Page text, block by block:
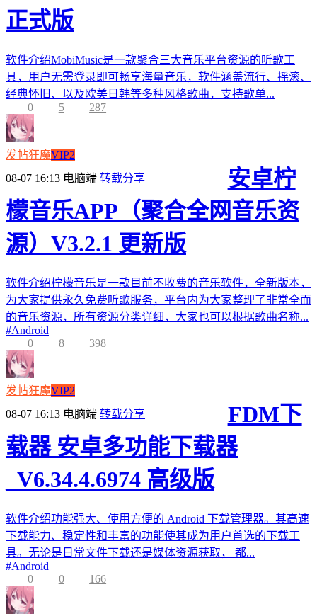
正式版
软件介绍MobiMusic是一款聚合三大音乐平台资源的听歌工
具，用户无需登录即可畅享海量音乐，软件涵盖流行、摇滚、
经典怀旧、以及欧美日韩等多种风格歌曲，支持歌单...
0
5 287
发帖狂魔VIP2
08-07 16:13 电脑端 转载分享
安卓柠
檬音乐APP（聚合全网音乐资
源）V3.2.1 更新版
软件介绍柠檬音乐是一款目前不收费的音乐软件，全新版本，
为大家提供永久免费听歌服务，平台内为大家整理了非常全面
的音乐资源，所有资源分类详细，大家也可以根据歌曲名称...
#Android
0
8 398
发帖狂魔VIP2
08-07 16:13 电脑端 转载分享
FDM下
载器 安卓多功能下载器
_V6.34.4.6974 高级版
软件介绍功能强大、使用方便的 Android 下载管理器。其高速
下载能力、稳定性和丰富的功能使其成为用户首选的下载工
具。无论是日常文件下载还是媒体资源获取， 都...
#Android
0
0 166